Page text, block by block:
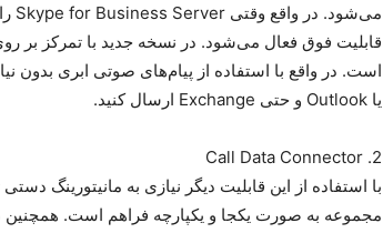
یا Outlook و حتی Exchange ارسال کنید.
2. Call Data Connector
با استفاده از این قابلیت دیگر نیازی به مانیتورینگ
مجموعه به صورت یکجا و یکپارچه فراهم است. همچنین